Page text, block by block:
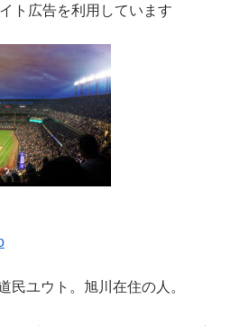
ト広告を利用しています
民ユウト。旭川在住の人。